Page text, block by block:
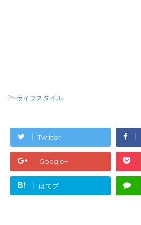
-ライフスタイル
Twitter
Google+
B! はてブ